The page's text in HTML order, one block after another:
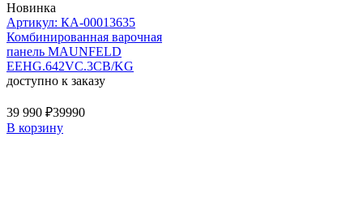
Новинка
Артикул: КА-00013635
Комбинированная варочная
панель MAUNFELD
EEHG.642VC.3CB/KG
доступно к заказу
39 990 ₽39990
В корзину